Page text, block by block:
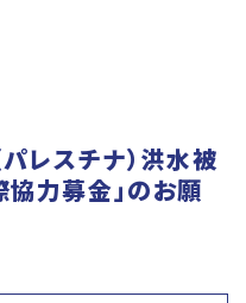
レスチナ）洪水被
協力募金」のお願